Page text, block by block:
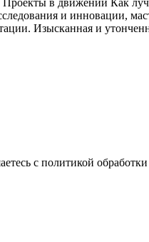
в движении Как
и инновации,
Изысканная и
с политикой обработки